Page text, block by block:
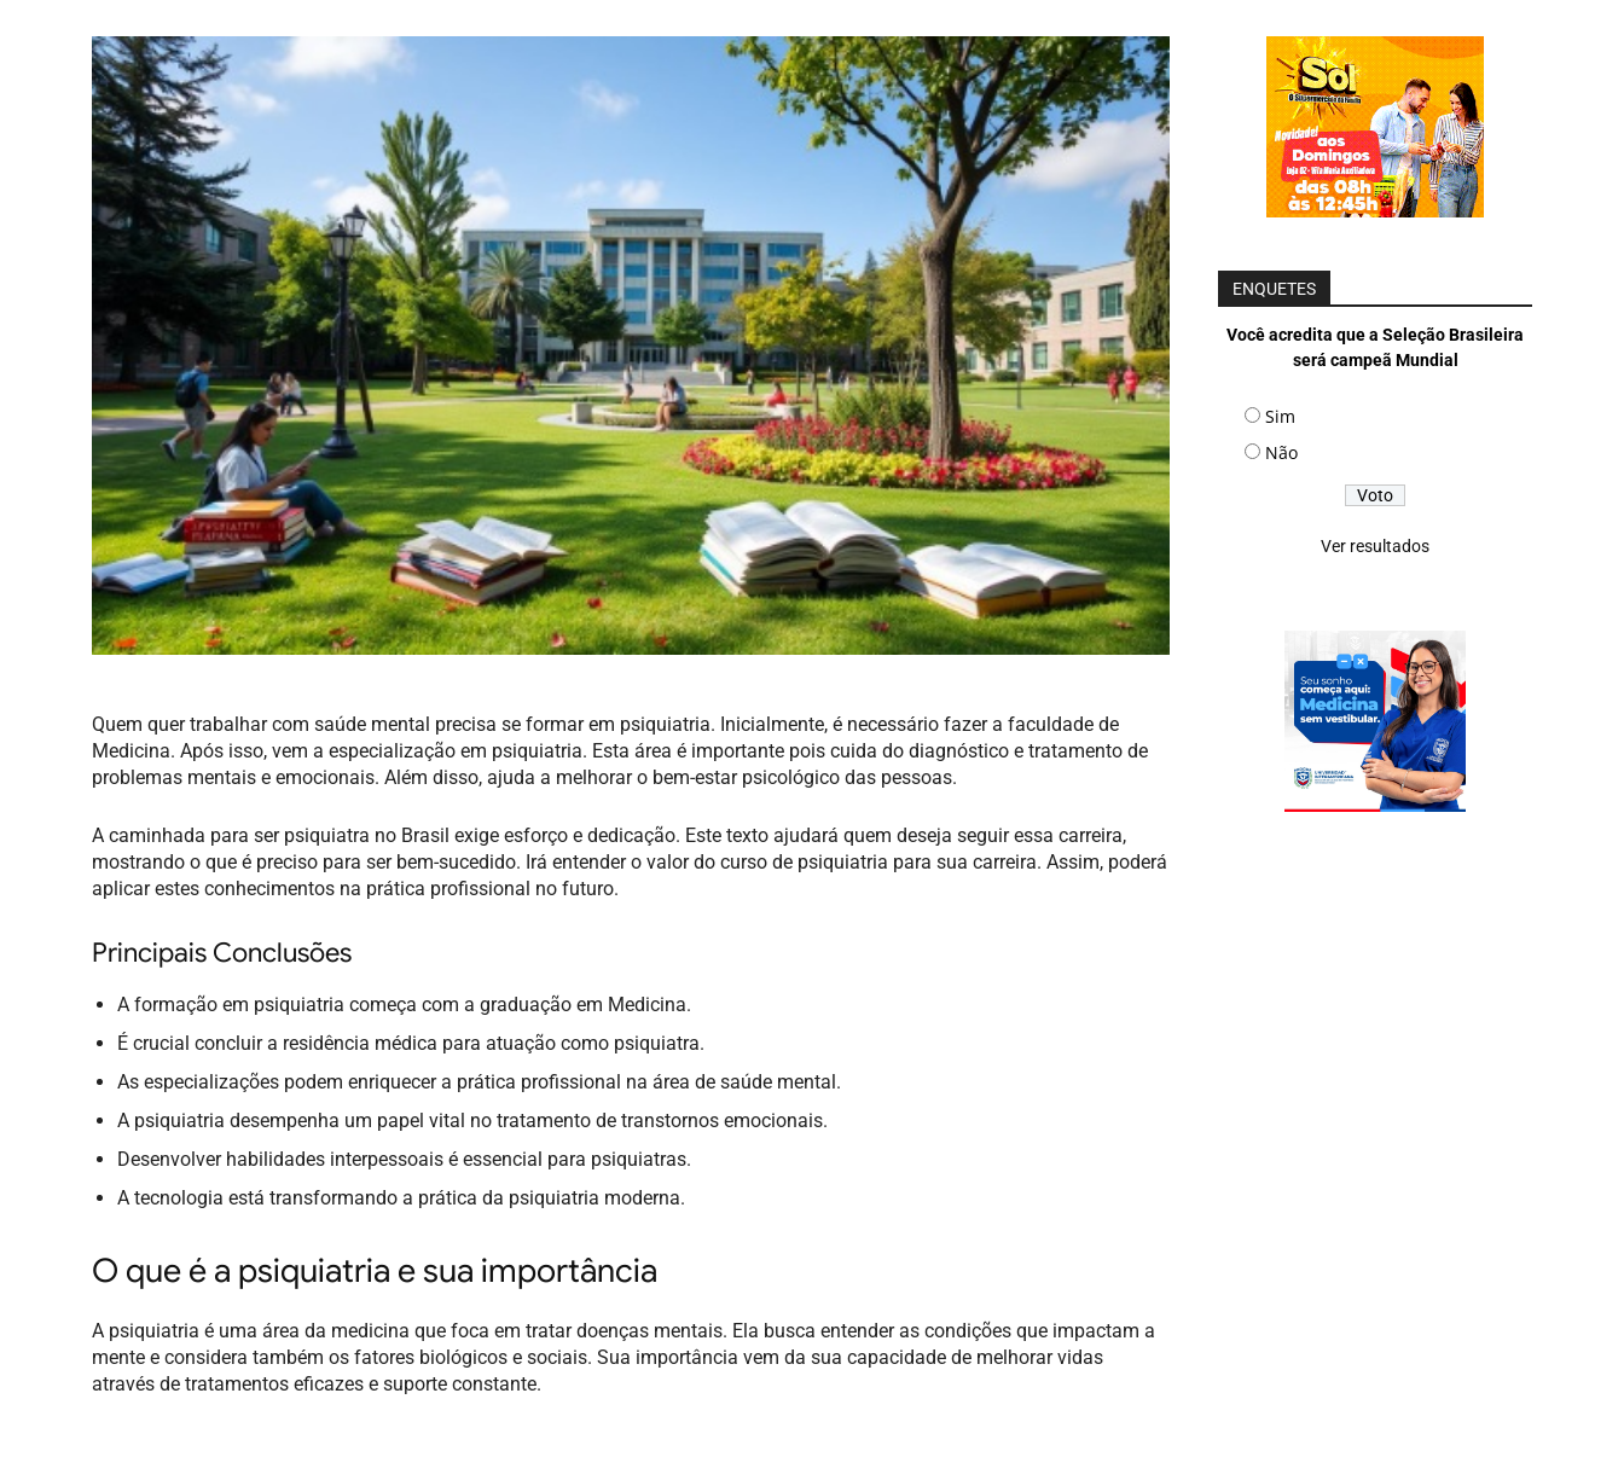
Quem quer trabalhar com saúde mental precisa se formar em psiquiatria. Inicialmente, é necessário fazer a faculdade de
Medicina. Após isso, vem a especialização em psiquiatria. Esta área é importante pois cuida do diagnóstico e tratamento de
problemas mentais e emocionais. Além disso, ajuda a melhorar o bem-estar psicológico das pessoas.
A caminhada para ser psiquiatra no Brasil exige esforço e dedicação. Este texto ajudará quem deseja seguir essa carreira,
mostrando o que é preciso para ser bem-sucedido. Irá entender o valor do curso de psiquiatria para sua carreira. Assim, poderá
aplicar estes conhecimentos na prática profissional no futuro.
Principais Conclusões
A formação em psiquiatria começa com a graduação em Medicina.
É crucial concluir a residência médica para atuação como psiquiatra.
As especializações podem enriquecer a prática profissional na área de saúde mental.
A psiquiatria desempenha um papel vital no tratamento de transtornos emocionais.
Desenvolver habilidades interpessoais é essencial para psiquiatras.
A tecnologia está transformando a prática da psiquiatria moderna.
O que é a psiquiatria e sua importância
A psiquiatria é uma área da medicina que foca em tratar doenças mentais. Ela busca entender as condições que impactam a
mente e considera também os fatores biológicos e sociais. Sua importância vem da sua capacidade de melhorar vidas
através de tratamentos eficazes e suporte constante.
ENQUETES
Você acredita que a Seleção Brasileira
será campeã Mundial
Sim
Não
Ver resultados